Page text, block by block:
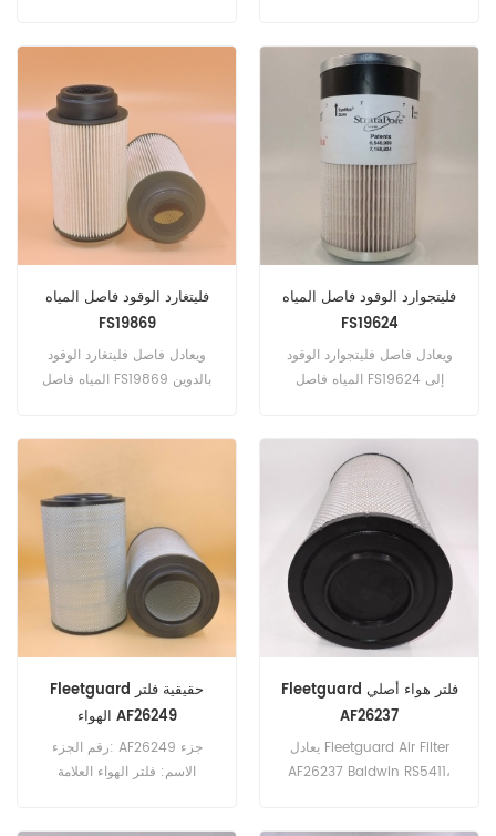
المياه الوقود العلامة التجارية:
Fleetguard
اسم الجزء: فاصل المياه الوقود
العلامة التجارية: Fleetguard
فليتغارد الوقود فاصل المياه
FS19869
ويعادل فاصل فليتغارد الوقود
المياه فاصل FS19869 بالدوين
فاصل المياه الوقود العلامة
التجارية: Fleetguard
فليتجوارد الوقود فاصل المياه
FS19624
ويعادل فاصل فليتجوارد الوقود
المياه فاصل FS19624 إلى
رقم الجزء: FS19624 اسم
الجزء: فاصل المياه الوقود العلامة
التجارية: Fleetguard
Fleetguard حقيقية فلتر
الهواء AF26249
رقم الجزء: AF26249 جزء
الاسم: فلتر الهواء العلامة
Fleetguard فلتر هواء أصلي
AF26237
يعادل Fleetguard Air Filter
AF26237 Baldwin RS5411،